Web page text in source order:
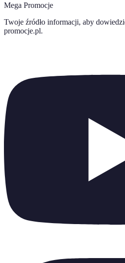
Mega Promocje
Twoje źródło informacji, aby
promocje.pl.